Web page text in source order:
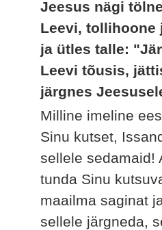
Jeesus nägi
Leevi, tollihoone
ja ütles talle:
Leevi tõusis,
järgnes
Milline imeline
Sinu kutset,
sellele sedamaid!
tunda Sinu
maailma saginat
sellele järgneda,